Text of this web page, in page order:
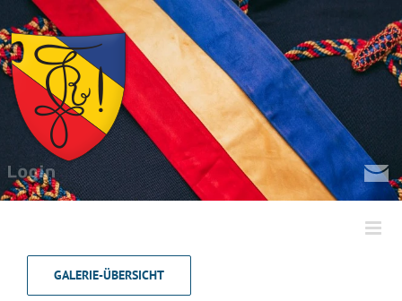
Inhalt
springen
GALERIE-ÜBERSICHT